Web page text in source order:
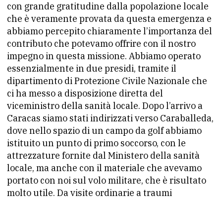
con grande gratitudine dalla popolazione locale
che è veramente provata da questa emergenza e
abbiamo percepito chiaramente l’importanza del
contributo che potevamo offrire con il nostro
impegno in questa missione. Abbiamo operato
essenzialmente in due presidi, tramite il
dipartimento di Protezione Civile Nazionale che
ci ha messo a disposizione diretta del
viceministro della sanità locale. Dopo l’arrivo a
Caracas siamo stati indirizzati verso Caraballeda,
dove nello spazio di un campo da golf abbiamo
istituito un punto di primo soccorso, con le
attrezzature fornite dal Ministero della sanità
locale, ma anche con il materiale che avevamo
portato con noi sul volo militare, che è risultato
molto utile. Da visite ordinarie a traumi